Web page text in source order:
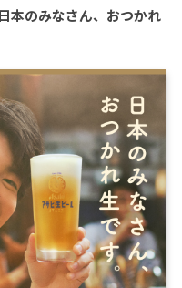
本のみなさん、おつかれ